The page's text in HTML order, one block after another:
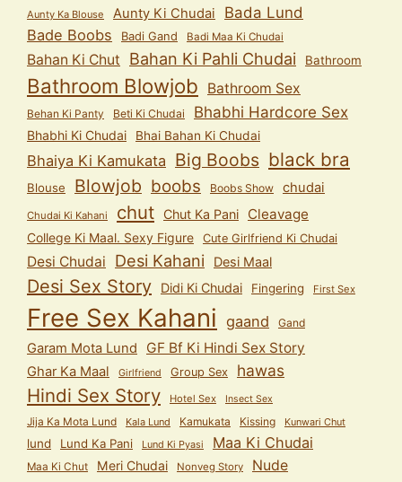
Aunty Ka Blouse
Aunty Ki Chudai
Bada Lund
Bade Boobs
Badi Gand Badi Maa Ki Chudai
Bahan Ki Chut Bahan Ki Pahli Chudai Bathroom
Bathroom Blowjob Bathroom Sex
Behan Ki Panty Beti Ki Chudai Bhabhi Hardcore Sex
Bhabhi Ki Chudai Bhai Bahan Ki Chudai
Bhaiya Ki Kamukata Big Boobs black bra
Blouse Blowjob boobs Boobs Show chudai
Chudai Ki Kahani chut Chut Ka Pani Cleavage
College Ki Maal. Sexy Figure Cute Girlfriend Ki Chudai
Desi Chudai Desi Kahani Desi Maal
Desi Sex Story Didi Ki Chudai Fingering First Sex
Free Sex Kahani gaand Gand
Garam Mota Lund GF Bf Ki Hindi Sex Story
Ghar Ka Maal Girlfriend Group Sex hawas
Hindi Sex Story Hotel Sex Insect Sex
Jija Ka Mota Lund Kala Lund Kamukata Kissing Kunwari Chut
lund Lund Ka Pani Lund Ki Pyasi Maa Ki Chudai
Maa Ki Chut Meri Chudai Nonveg Story Nude